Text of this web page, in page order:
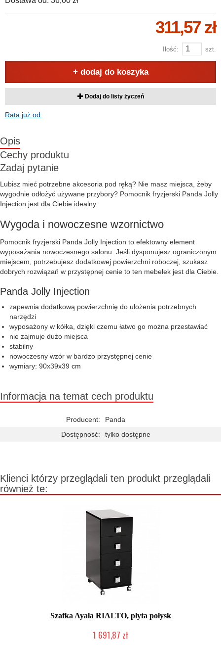
311,57 zł
Ilość: szt.
+ dodaj do koszyka
Dodaj do listy życzeń
Rata już od:
Opis
Cechy produktu
Zadaj pytanie
Lubisz mieć potrzebne akcesoria pod ręką? Nie masz miejsca, żeby
wygodnie odłożyć używane przybory? Pomocnik fryzjerski Panda Jolly
Injection jest dla Ciebie idealny.
Wygoda i nowoczesne wzornictwo
Pomocnik fryzjerski Panda Jolly Injection to efektowny element
wyposażania nowoczesnego salonu. Jeśli dysponujesz ograniczonym
miejscem, potrzebujesz dodatkowej powierzchni roboczej, szukasz
dobrych rozwiązań w przystępnej cenie to ten mebelek jest dla Ciebie.
Panda Jolly Injection
zapewnia dodatkową powierzchnię do ułożenia potrzebnych
narzędzi
wyposażony w kółka, dzięki czemu łatwo go można przestawiać
nie zajmuje dużo miejsca
stabilny
nowoczesny wzór w bardzo przystępnej cenie
wymiary: 90x39x39 cm
Informacja na temat cech produktu
Producent:
Panda
Dostępność:
tylko dostępne
Klienci którzy przeglądali ten produkt przeglądali
również te:
Szafka Ayala RIALTO, płyta połysk
1 691,87 zł